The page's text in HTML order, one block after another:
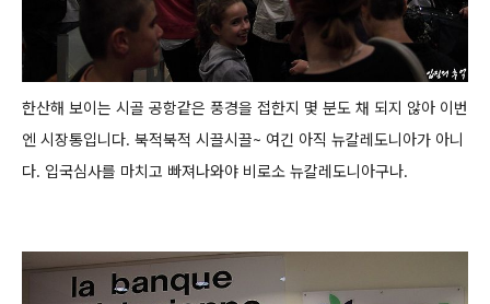
한산해 보이는 시골 공항같은 풍경을 접한지 몇 분도 채 되지 않아 이번
엔 시장통입니다. 북적북적 시끌시끌~ 여긴 아직 뉴칼레도니아가 아니
다. 입국심사를 마치고 빠져나와야 비로소 뉴칼레도니아구나.